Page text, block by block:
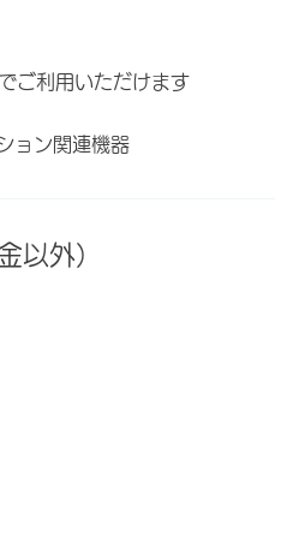
ご利用いただけます
ョン関連機器
以外）